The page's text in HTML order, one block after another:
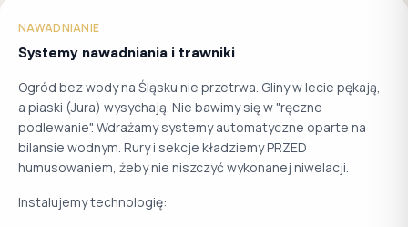
NAWADNIANIE
Systemy nawadniania i trawniki
Ogród bez wody na Śląsku nie przetrwa. Gliny w lecie pękają,
a piaski (Jura) wysychają. Nie bawimy się w "ręczne
podlewanie". Wdrażamy systemy automatyczne oparte na
bilansie wodnym. Rury i sekcje kładziemy PRZED
humusowaniem, żeby nie niszczyć wykonanej niwelacji.
Instalujemy technologię: